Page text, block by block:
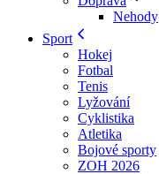
Nehody
Sport
Hokej
Fotbal
Tenis
Lyžování
Cyklistika
Atletika
Bojové sporty
ZOH 2026